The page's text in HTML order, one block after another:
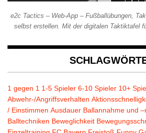
e2c Tactics – Web-App – Fußballübungen,
selbst erstellen. Mit der digitalen Taktiktafel
1 gegen 1 1-5 Spieler 6-10 Spieler 10+
Abwehr-/Angriffsverhalten
/ Einstimmen Ausdauer Ballannahme und
Balltechniken Beweglichkeit